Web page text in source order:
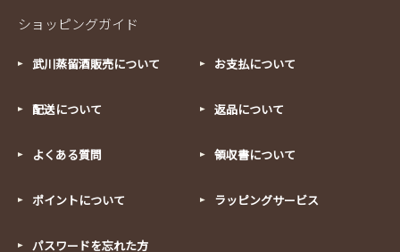
ショッピングガイド
武川蒸留酒販売について お支払について
配送について 返品について
よくある質問 領収書について
ポイントについて ラッピングサービス
パスワードを忘れた方